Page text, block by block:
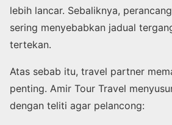
lebih lancar. Sebaliknya,
sering menyebabkan jadual
tertekan.
Atas sebab itu, travel partner
penting. Amir Tour Travel
dengan teliti agar pelancong: